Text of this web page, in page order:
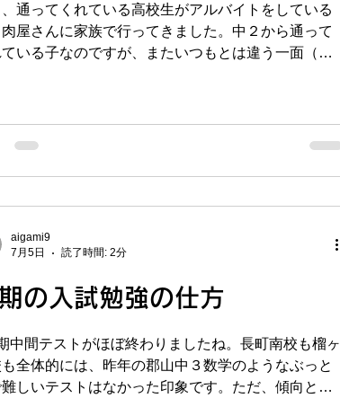
という風になってくれる子がいっぱいいます。入
けての地力がつくように、あと二日頑張りますよ
！そして、榴ヶ岡校のカンヅメ合宿は8/3～8/5
通ってくれている高校生がアルバイトをしている
屋さんに家族で行ってきました。中２から通って
ている子なのですが、またいつもとは違う一面（働
てきました。眼鏡がダメなので何年ぶりかにコンタ
で俺の目はこんなに小さいんだと思いながら）。
プールに入って15分で外れてどこかにいってしま
う7月も中旬になりまして、来週の22日（水）から
ますが、ありがたいことに今週に入って多くのお
わせをいただいております。出来るだけご希望の
間帯をご用意させていただきたいと思っております
、まだご検討中という方お早めにご連絡ください！
の入試勉強の仕方
中間テストがほぼ終わりましたね。長町南校も榴ヶ
も全体的には、昨年の郡山中３数学のようなぶっと
難しいテストはなかった印象です。ただ、傾向とし
aigami9
7月5日
読了時間: 2分